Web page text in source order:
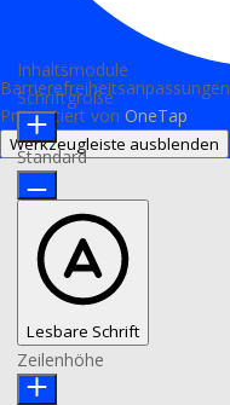
Barrierefreiheitsanpassungen
Präsentiert von OneTap
Werkzeugleiste ausblenden
Inhaltsmodule
Schriftgröße
Standard
Lesbare Schrift
Zeilenhöhe